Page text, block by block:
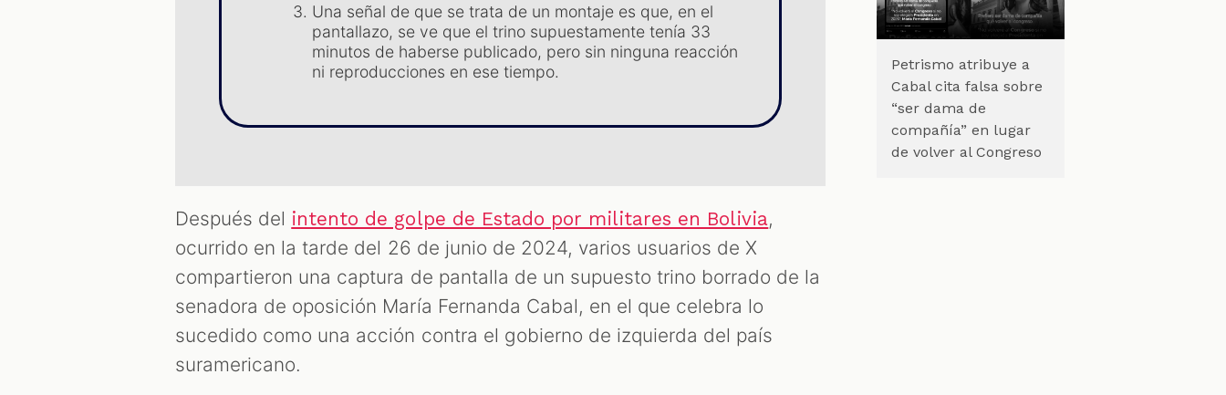
Una señal de que se trata de un montaje es que, en el
pantallazo, se ve que el trino supuestamente tenía 33
minutos de haberse publicado, pero sin ninguna reacción
ni reproducciones en ese tiempo.
Después del intento de golpe de Estado por militares en Bolivia,
ocurrido en la tarde del 26 de junio de 2024, varios usuarios de X
compartieron una captura de pantalla de un supuesto trino borrado de la
senadora de oposición María Fernanda Cabal, en el que celebra lo
sucedido como una acción contra el gobierno de izquierda del país
suramericano.
Petrismo atribuye a
Cabal cita falsa sobre
“ser dama de
compañía” en lugar
de volver al Congreso